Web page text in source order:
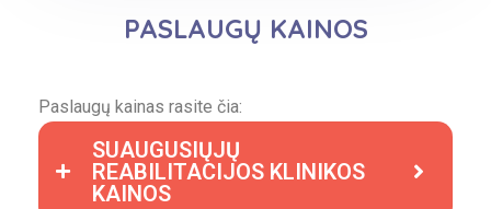
PASLAUGŲ KAINOS
Paslaugų kainas rasite čia:
SUAUGUSIŲJŲ
REABILITACIJOS KLINIKOS
KAINOS